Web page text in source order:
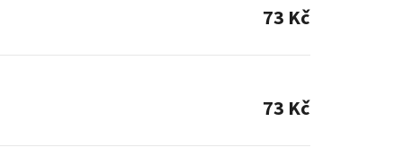
73 Kč
73 Kč